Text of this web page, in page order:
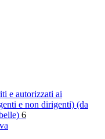
e autorizzati ai
e non dirigenti) (da
6